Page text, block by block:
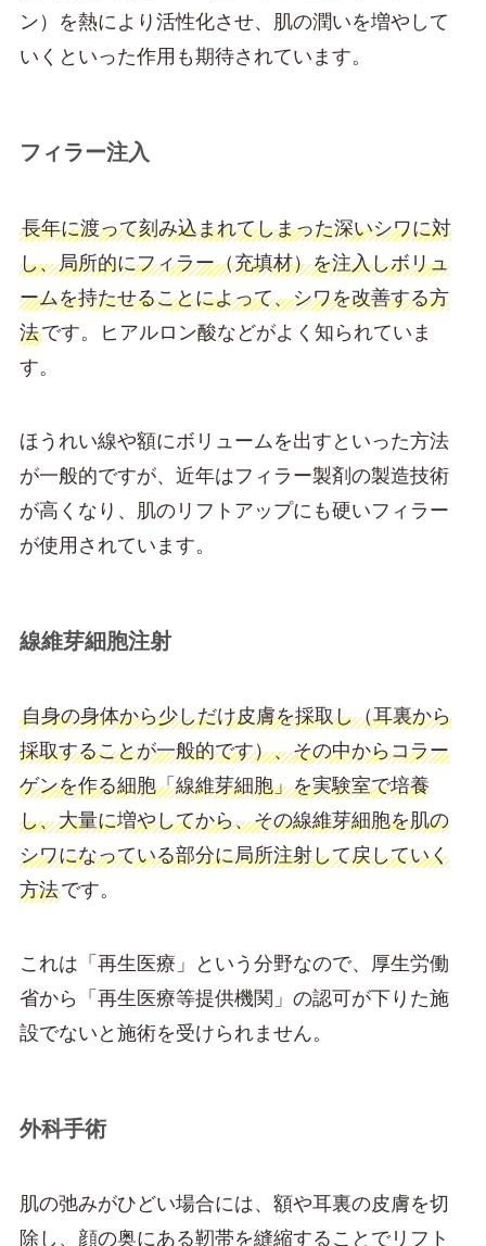
ン）を熱により活性化させ、肌の潤いを増やして
いくといった作用も期待されています。
フィラー注入
長年に渡って刻み込まれてしまった深いシワに対
し、局所的にフィラー（充填材）を注入しボリュ
ームを持たせることによって、シワを改善する方
法です。ヒアルロン酸などがよく知られていま
す。
ほうれい線や額にボリュームを出すといった方法
が一般的ですが、近年はフィラー製剤の製造技術
が高くなり、肌のリフトアップにも硬いフィラー
が使用されています。
線維芽細胞注射
自身の身体から少しだけ皮膚を採取し（耳裏から
採取することが一般的です）、その中からコラー
ゲンを作る細胞「線維芽細胞」を実験室で培養
し、大量に増やしてから、その線維芽細胞を肌の
シワになっている部分に局所注射して戻していく
方法です。
これは「再生医療」という分野なので、厚生労働
省から「再生医療等提供機関」の認可が下りた施
設でないと施術を受けられません。
外科手術
肌の弛みがひどい場合には、額や耳裏の皮膚を切
除し、顔の奥にある靭帯を縫縮することでリフト